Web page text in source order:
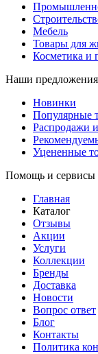
Мебель
Товары для
Косметика и
Наши предложения
Новинки
Популярные
Распродажи
Уцененные
Помощь и сервисы
Главная
Каталог
Отзывы
Акции
Услуги
Коллекции
Бренды
Доставка
Новости
Вопрос ответ
Блог
Контакты
Политика